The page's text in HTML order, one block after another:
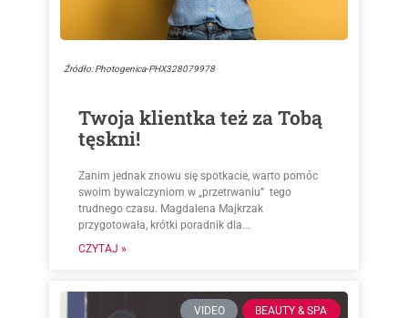
Źródło: Photogenica-PHX328079978
Twoja klientka też za Tobą
tęskni!
Zanim jednak znowu się spotkacie, warto pomóc
swoim bywalczyniom w „przetrwaniu” tego
trudnego czasu. Magdalena Majkrzak
przygotowała, krótki poradnik dla...
CZYTAJ »
VIDEO BEAUTY & SPA